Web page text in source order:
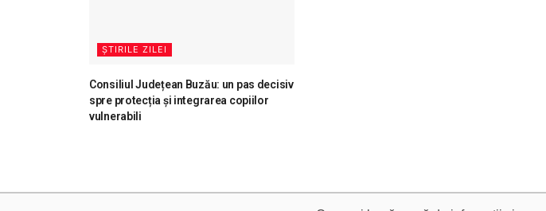
ȘTIRILE ZILEI
Consiliul Județean Buzău: un pas decisiv
spre protecția și integrarea copiilor
vulnerabili